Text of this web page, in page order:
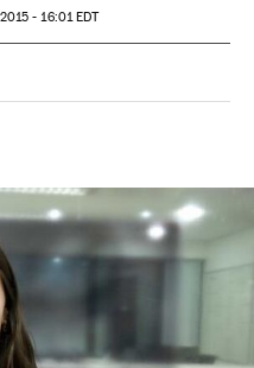
- 16:01EDT
Sociales